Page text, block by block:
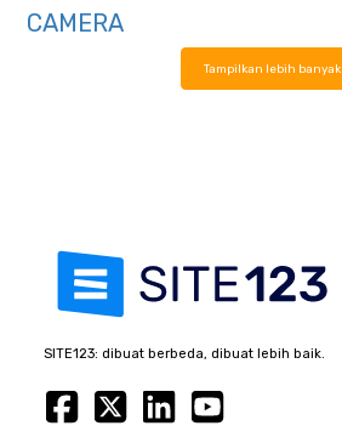
CAMERA
Tampilkan lebih banyak
SITE123: dibuat berbeda, dibuat lebih baik.